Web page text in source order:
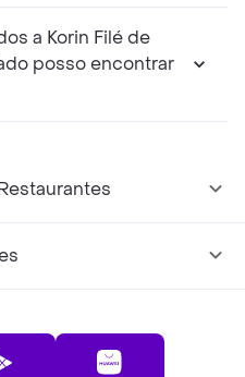
a Korin Filé de
posso encontrar